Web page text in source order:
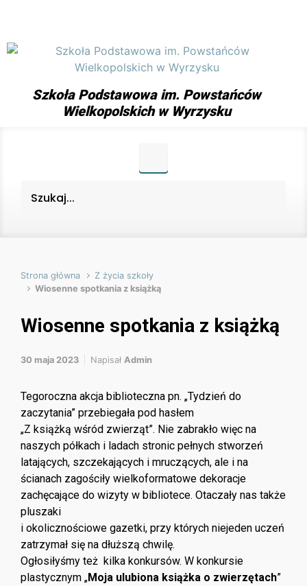
Szkoła Podstawowa im. Powstańców
Wielkopolskich w Wyrzysku
Strona główna
Z życia szkoły
Wiosenne spotkania z książką
Wiosenne spotkania z książką
30 maja 2023 Napisał Admin
Tegoroczna akcja biblioteczna pn. „Tydzień do
zaczytania” przebiegała pod hasłem
„Z książką wśród zwierząt”. Nie zabrakło więc na
naszych półkach i ladach stronic pełnych stworzeń
latających, szczekających i mruczących, ale i na
ścianach zagościły wielkoformatowe dekoracje
zachęcające do wizyty w bibliotece. Otaczały nas także
pluszaki
i okolicznościowe gazetki, przy których niejeden uczeń
zatrzymał się na dłuższą chwilę.
Ogłosiłyśmy też kilka konkursów. W konkursie
plastycznym „Moja ulubiona książka o zwierzętach”